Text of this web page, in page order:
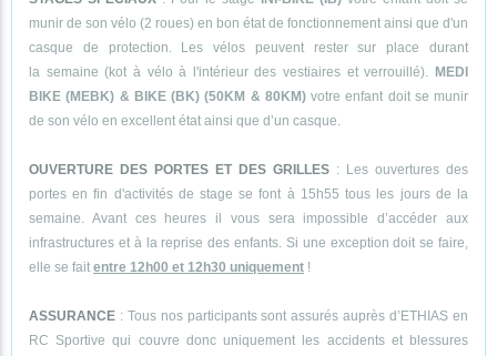
munir de son vélo (2 roues) en bon état de fonctionnement ainsi que d'un
casque de protection. Les vélos peuvent rester sur place durant
la semaine (kot à vélo à l'intérieur des vestiaires et verrouillé). MEDI
BIKE (MEBK) & BIKE (BK) (50KM & 80KM) votre enfant doit se munir
de son vélo en excellent état ainsi que d’un casque.
OUVERTURE DES PORTES ET DES GRILLES : Les ouvertures des
portes en fin d'activités de stage se font à 15h55 tous les jours de la
semaine. Avant ces heures il vous sera impossible d’accéder aux
infrastructures et à la reprise des enfants. Si une exception doit se faire,
elle se fait entre 12h00 et 12h30 uniquement !
ASSURANCE : Tous nos participants sont assurés auprès d’ETHIAS en
RC Sportive qui couvre donc uniquement les accidents et blessures